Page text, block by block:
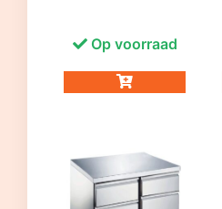
Op voorraad